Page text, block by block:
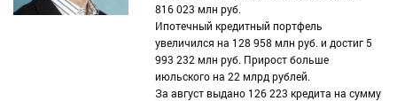
816 023 млн руб.
Ипотечный кредитный портфель
увеличился на 128 958 млн руб. и достиг 5
993 232 млн руб. Прирост больше
июльского на 22 млрд рублей.
За август выдано 126 223 кредита на сумму